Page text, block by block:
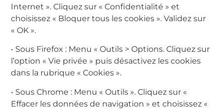
Internet ». Cliquez sur « Confidentialité » et
choisissez « Bloquer tous les cookies ». Validez sur
« OK ».
• Sous Firefox : Menu « Outils > Options. Cliquez sur
l’option « Vie privée » puis désactivez les cookies
dans la rubrique « Cookies ».
• Sous Chrome : Menu « Outils ». Cliquez sur «
Effacer les données de navigation » et choisissez «